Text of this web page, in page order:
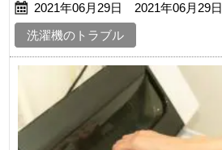
2021年06月29日 2021年06月29日
洗濯機のトラブル